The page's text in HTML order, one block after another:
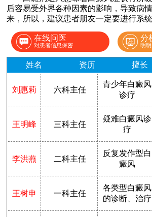
后容易受外界各种因素的影响，导致病
来，所以，建议患者朋友一定要进行系统
在线问医
对患者信息保密
分
明
姓名 资历 擅长
刘惠莉 六科主任
青少年白癜风
诊疗
王明峰 三科主任
疑难白癜风诊
疗
李洪燕 二科主任
反复发作型白
癜风
王树申 一科主任
各类型白癜风
的诊断、治疗